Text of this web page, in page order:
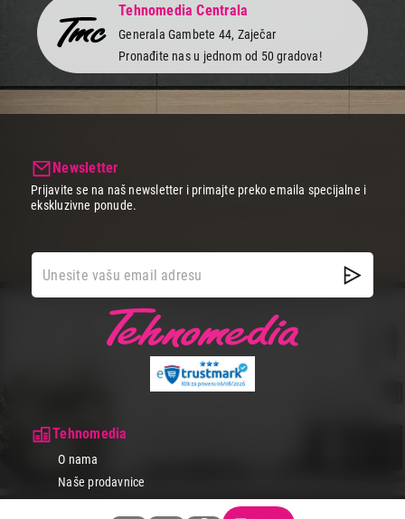
Tehnomedia Centrala
Generala Gambete 44, Zaječar
Pronađite nas u jednom od 50 gradova!
Tehnomedia
O nama
Naše prodavnice
Newsletter
Prijavite se na naš newsletter i primajte preko emaila specijalne i
ekskluzivne ponude.